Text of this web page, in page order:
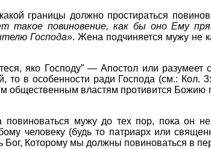
границы должно простираться
такое повиновение, как бы оно Ему
Господа». Жена подчиняется мужу не
яко Господу” — Апостол или
то в особенности ради Господа (см.:
властям противится
мужу до тех пор, пока он
человеку (будь то патриарх или
Которому мы должны повиноваться в